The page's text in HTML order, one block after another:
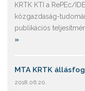
KRTK KTI a RePEc/
közgazdaság-
publikációs
»
MTA KRTK
2018.06.20.